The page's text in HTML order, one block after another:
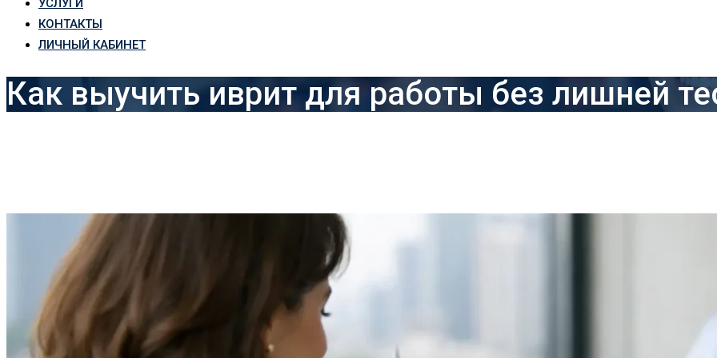
УСЛУГИ
КОНТАКТЫ
ЛИЧНЫЙ КАБИНЕТ
Как выучить иврит для работы без лишней